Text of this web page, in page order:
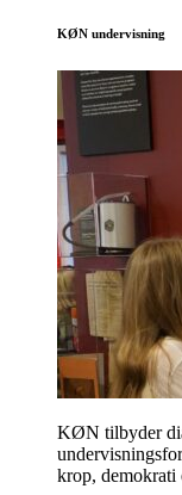
KØN undervisning
KØN tilbyder
krop, demokrati